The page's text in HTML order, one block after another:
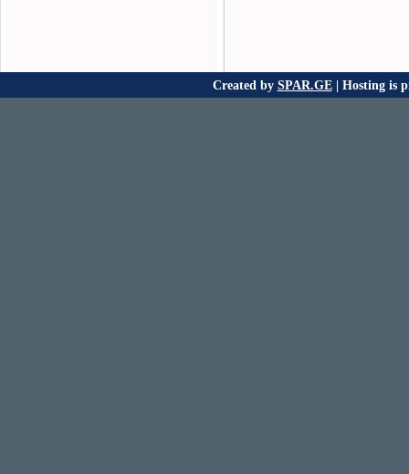
Created by SPAR.GE| Hosting is